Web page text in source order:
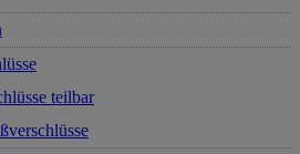
teilbar